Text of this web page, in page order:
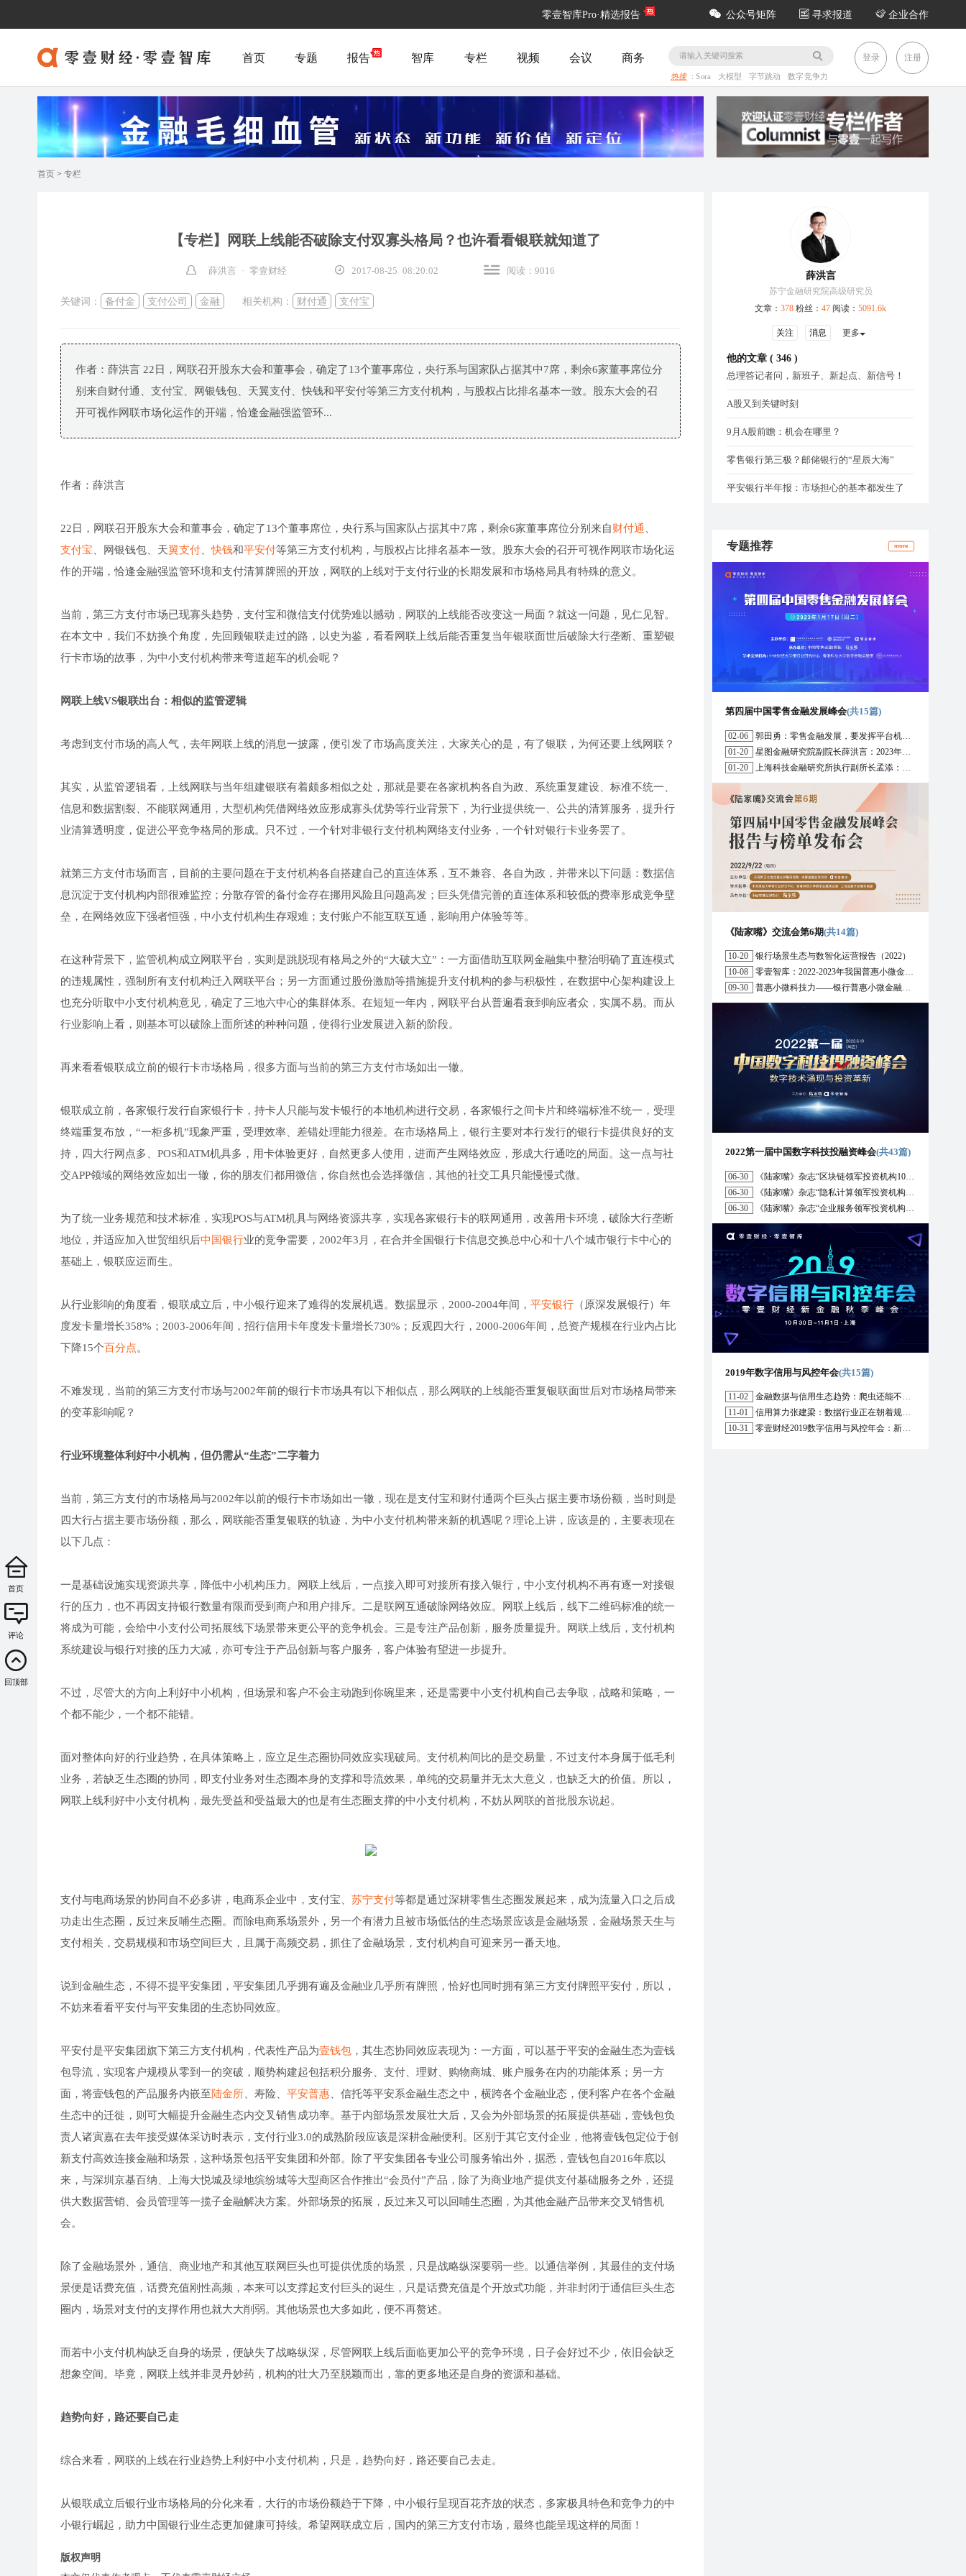
零壹智库Pro·精选报告 公众号矩阵 寻求报道 企业合作
首页 专题 报告 智库 专栏 视频 会议 商务
热搜 :Sora 大模型 字节跳动 数字竞争力
登录 注册
首页 > 专栏
【专栏】网联上线能否破除支付双寡头格局？也许看看银联就知道了
薛洪言 · 零壹财经 2017-08-25 08:20:02 阅读：9016
关键词： 备付金 支付公司 金融 相关机构： 财付通 支付宝
作者：薛洪言 22日，网联召开股东大会和董事会，确定了13个董事席位，央行系与国家队占据其中7席，剩余6家董事席位分
别来自财付通、支付宝、网银钱包、天翼支付、快钱和平安付等第三方支付机构，与股权占比排名基本一致。股东大会的召
开可视作网联市场化运作的开端，恰逢金融强监管环...
作者：薛洪言
22日，网联召开股东大会和董事会，确定了13个董事席位，央行系与国家队占据其中7席，剩余6家董事席位分别来自财付通
支付宝 、网银钱包、天翼支付 、快钱和平安付等第三方支付机构，与股权占比排名基本一致。股东大会的召开可视作网联市场化运
作的开端，恰逢金融强监管环境和支付清算牌照的开放，网联的上线对于支付行业的长期发展和市场格局具有特殊的意义。
当前，第三方支付市场已现寡头趋势，支付宝和微信支付优势难以撼动，网联的上线能否改变这一局面？就这一问题，见仁见智。
在本文中，我们不妨换个角度，先回顾银联走过的路，以史为鉴，看看网联上线后能否重复当年银联面世后破除大行垄断、重塑银
行卡市场的故事，为中小支付机构带来弯道超车的机会呢？
网联上线VS银联出台：相似的监管逻辑
考虑到支付市场的高人气，去年网联上线的消息一披露，便引发了市场高度关注，大家关心的是，有了银联，为何还要上线网联？
其实，从监管逻辑看，上线网联与当年组建银联有着颇多相似之处，那就是要在各家机构各自为政、系统重复建设、标准不统一、
信息和数据割裂、不能联网通用，大型机构凭借网络效应形成寡头优势等行业背景下，为行业提供统一、公共的清算服务，提升行
业清算透明度，促进公平竞争格局的形成。只不过，一个针对非银行支付机构网络支付业务，一个针对银行卡业务罢了。
就第三方支付市场而言，目前的主要问题在于支付机构各自搭建自己的直连体系，互不兼容、各自为政，并带来以下问题：数据信
息沉淀于支付机构内部很难监控；分散存管的备付金存在挪用风险且问题高发；巨头凭借完善的直连体系和较低的费率形成竞争壁
垒，在网络效应下强者恒强，中小支付机构生存艰难；支付账户不能互联互通，影响用户体验等等。
在这种背景下，监管机构成立网联平台，实则是跳脱现有格局之外的“大破大立”：一方面借助互联网金融集中整治明确了直连模式
的违规属性，强制所有支付机构迁入网联平台；另一方面通过股份激励等措施提升支付机构的参与积极性，在数据中心架构建设上
也充分听取中小支付机构意见，确定了三地六中心的集群体系。在短短一年内，网联平台从普遍看衰到响应者众，实属不易。而从
行业影响上看，则基本可以破除上面所述的种种问题，使得行业发展进入新的阶段。
再来看看银联成立前的银行卡市场格局，很多方面与当前的第三方支付市场如出一辙。
银联成立前，各家银行发行自家银行卡，持卡人只能与发卡银行的本地机构进行交易，各家银行之间卡片和终端标准不统一，受理
终端重复布放，“一柜多机”现象严重，受理效率、差错处理能力很差。在市场格局上，银行主要对本行发行的银行卡提供良好的支
持，四大行网点多、POS和ATM机具多，用卡体验更好，自然更多人使用，进而产生网络效应，形成大行通吃的局面。这一点与社
交APP领域的网络效应如出一辙，你的朋友们都用微信，你自然也会选择微信，其他的社交工具只能慢慢式微。
为了统一业务规范和技术标准，实现POS与ATM机具与网络资源共享，实现各家银行卡的联网通用，改善用卡环境，破除大行垄断
地位，并适应加入世贸组织后中国银行业的竞争需要，2002年3月，在合并全国银行卡信息交换总中心和十八个城市银行卡中心的
基础上，银联应运而生。
从行业影响的角度看，银联成立后，中小银行迎来了难得的发展机遇。数据显示，2000-2004年间， 平安银行 （原深发展银行）年
度发卡量增长358%；2003-2006年间，招行信用卡年度发卡量增长730%；反观四大行，2000-2006年间，总资产规模在行业内占比
下降15个百分点。
不难发现，当前的第三方支付市场与2002年前的银行卡市场具有以下相似点，那么网联的上线能否重复银联面世后对市场格局带来
的变革影响呢？
行业环境整体利好中小机构，但仍需从“生态”二字着力
当前，第三方支付的市场格局与2002年以前的银行卡市场如出一辙，现在是支付宝和财付通两个巨头占据主要市场份额，当时则是
四大行占据主要市场份额，那么，网联能否重复银联的轨迹，为中小支付机构带来新的机遇呢？理论上讲，应该是的，主要表现在
以下几点：
一是基础设施实现资源共享，降低中小机构压力。网联上线后，一点接入即可对接所有接入银行，中小支付机构不再有逐一对接银
行的压力，也不再因支持银行数量有限而受到商户和用户排斥。二是联网互通破除网络效应。网联上线后，线下二维码标准的统一
将成为可能，会给中小支付公司拓展线下场景带来更公平的竞争机会。三是专注产品创新，服务质量提升。网联上线后，支付机构
系统建设与银行对接的压力大减，亦可专注于产品创新与客户服务，客户体验有望进一步提升。
不过，尽管大的方向上利好中小机构，但场景和客户不会主动跑到你碗里来，还是需要中小支付机构自己去争取，战略和策略，一
个都不能少，一个都不能错。
面对整体向好的行业趋势，在具体策略上，应立足生态圈协同效应实现破局。支付机构间比的是交易量，不过支付本身属于低毛利
业务，若缺乏生态圈的协同，即支付业务对生态圈本身的支撑和导流效果，单纯的交易量并无太大意义，也缺乏大的价值。所以，
网联上线利好中小支付机构，最先受益和受益最大的也是有生态圈支撑的中小支付机构，不妨从网联的首批股东说起。
支付与电商场景的协同自不必多讲，电商系企业中，支付宝、 苏宁支付等都是通过深耕零售生态圈发展起来，成为流量入口之后成
功走出生态圈，反过来反哺生态圈。而除电商系场景外，另一个有潜力且被市场低估的生态场景应该是金融场景，金融场景天生与
支付相关，交易规模和市场空间巨大，且属于高频交易，抓住了金融场景，支付机构自可迎来另一番天地。
说到金融生态，不得不提平安集团，平安集团几乎拥有遍及金融业几乎所有牌照，恰好也同时拥有第三方支付牌照平安付，所以，
不妨来看看平安付与平安集团的生态协同效应。
平安付是平安集团旗下第三方支付机构，代表性产品为壹钱包 ，其生态协同效应表现为：一方面，可以基于平安的金融生态为壹钱
包导流，实现客户规模从零到一的突破，顺势构建起包括积分服务、支付、理财、购物商城、账户服务在内的功能体系；另一方
面，将壹钱包的产品服务内嵌至陆金所 、寿险、 平安普惠 、信托等平安系金融生态之中，横跨各个金融业态，便利客户在各个金融
生态中的迁徙，则可大幅提升金融生态内交叉销售成功率。基于内部场景发展壮大后，又会为外部场景的拓展提供基础，壹钱包负
责人诸寅嘉在去年接受媒体采访时表示，支付行业3.0的成熟阶段应该是深耕金融便利。区别于其它支付企业，他将壹钱包定位于创
新支付高效连接金融和场景，这种场景包括平安集团和外部。除了平安集团各专业公司服务输出外，据悉，壹钱包自2016年底以
来，与深圳京基百纳、上海大悦城及绿地缤纷城等大型商区合作推出“会员付”产品，除了为商业地产提供支付基础服务之外，还提
供大数据营销、会员管理等一揽子金融解决方案。外部场景的拓展，反过来又可以回哺生态圈，为其他金融产品带来交叉销售机
会。
除了金融场景外，通信、商业地产和其他互联网巨头也可提供优质的场景，只是战略纵深要弱一些。以通信举例，其最佳的支付场
景便是话费充值，话费充值刚性高频，本来可以支撑起支付巨头的诞生，只是话费充值是个开放式功能，并非封闭于通信巨头生态
圈内，场景对支付的支撑作用也就大大削弱。其他场景也大多如此，便不再赘述。
而若中小支付机构缺乏自身的场景，便缺失了战略纵深，尽管网联上线后面临更加公平的竞争环境，日子会好过不少，依旧会缺乏
想象空间。毕竟，网联上线并非灵丹妙药，机构的壮大乃至脱颖而出，靠的更多地还是自身的资源和基础。
趋势向好，路还要自己走
综合来看，网联的上线在行业趋势上利好中小支付机构，只是，趋势向好，路还要自己去走。
从银联成立后银行业市场格局的分化来看，大行的市场份额趋于下降，中小银行呈现百花齐放的状态，多家极具特色和竞争力的中
小银行崛起，助力中国银行业生态更加健康可持续。希望网联成立后，国内的第三方支付市场，最终也能呈现这样的局面！
版权声明
薛洪言
苏宁金融研究院高级研究员
文章： 378 粉丝： 47 阅读： 5091.6k
关注 消息 更多
他的文章 ( 346 )
总理答记者问，新班子、新起点、新信号！
A股又到关键时刻
9月A股前瞻：机会在哪里？
零售银行第三极？邮储银行的“星辰大海”
平安银行半年报：市场担心的基本都发生了
专题推荐 more
第四届中国零售金融发展峰会(共15篇)
02-06
郭田勇：零售金融发展，要发挥平台机构的作用
01-20
星图金融研究院副院长薛洪言：2023年消费信贷或迎来新起点
01-20
上海科技金融研究所执行副所长孟添：开放银行与嵌入式金融为数字普惠金融带来更大发展空间
《陆家嘴》交流会第6期(共14篇)
10-20
银行场景生态与数智化运营报告（2022）
10-08
零壹智库：2022-2023年我国普惠小微金融十大趋势展望
09-30
普惠小微科技力——银行普惠小微金融战略与科技解决方案研究报告（2022）
2022第一届中国数字科技投融资峰会(共43篇)
06-30
《陆家嘴》杂志“区块链领军投资机构10强”榜单正式发布
06-30
《陆家嘴》杂志“隐私计算领军投资机构10强”榜单正式发布
06-30
《陆家嘴》杂志“企业服务领军投资机构10强”榜单正式发布
2019年数字信用与风控年会(共15篇)
11-02
金融数据与信用生态趋势：爬虫还能不能用？区块链能解决哪些问题？
11-01
信用算力张建梁：数据行业正在朝着规范化方向演进，数据确权是数据开放的前提
10-31
零壹财经2019数字信用与风控年会：新形势下行业的机遇与挑战
首页
评论
回顶部